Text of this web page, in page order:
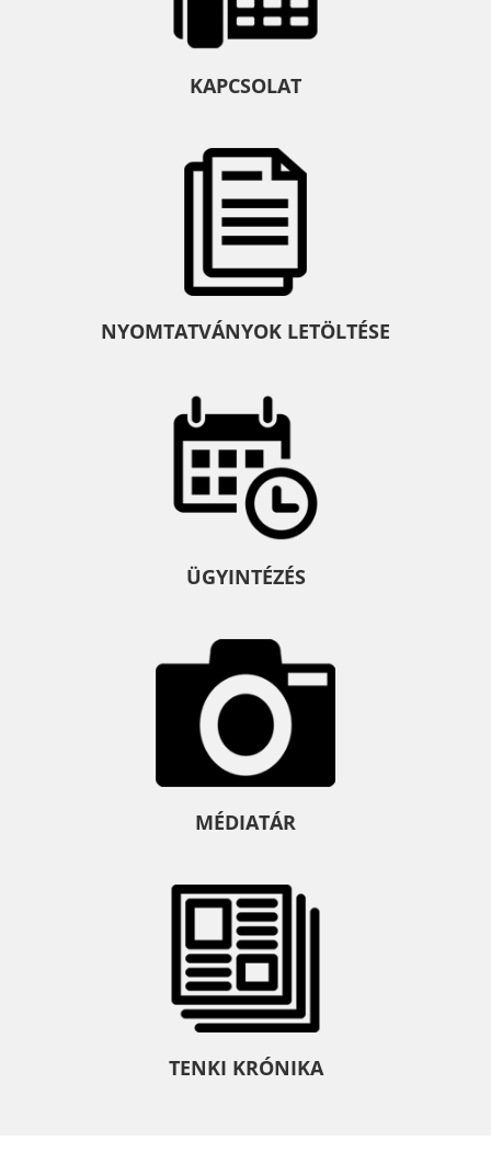
KAPCSOLAT
NYOMTATVÁNYOK LETÖLTÉSE
ÜGYINTÉZÉS
MÉDIATÁR
TENKI KRÓNIKA